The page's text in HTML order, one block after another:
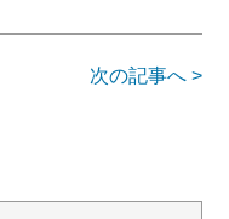
次の記事へ >